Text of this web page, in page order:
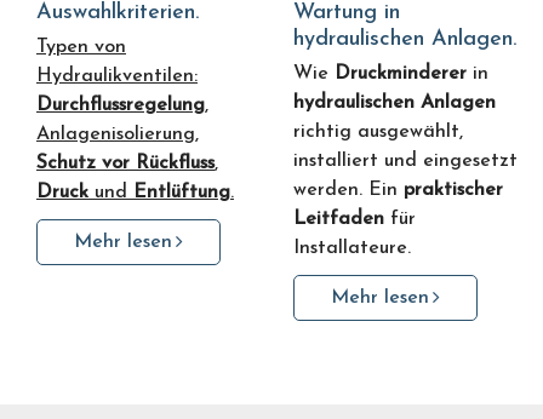
Auswahlkriterien.
Typen von
Hydraulikventilen:
Durchflussregelung,
Anlagenisolierung,
Schutz vor Rückfluss,
Druck und Entlüftung.
Mehr lesen
Wartung in
hydraulischen Anlagen.
Wie Druckminderer in
hydraulischen Anlagen
richtig ausgewählt,
installiert und eingesetzt
werden. Ein praktischer
Leitfaden für
Installateure.
Mehr lesen